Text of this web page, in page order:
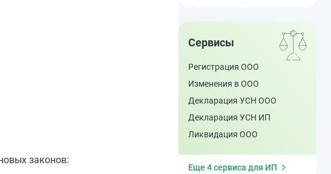
законов:
Сервисы
Регистрация ООО
Изменения в ООО
Декларация УСН ООО
Декларация УСН ИП
Ликвидация ООО
Еще 4 сервиса для ИП